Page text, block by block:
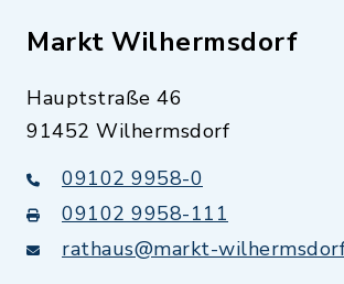
Markt Wilhermsdorf
Hauptstraße 46
91452 Wilhermsdorf
09102 9958-0
09102 9958-111
rathaus@markt-